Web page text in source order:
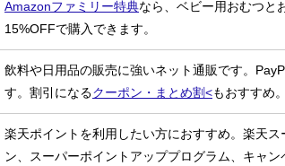
Amazonファミリー特典なら、ベビー用おむつと
15%OFFで購入できます。
飲料や日用品の販売に強いネット通販です。
す。割引になるクーポン・まとめ割<もおすすめ。
楽天ポイントを利用したい方におすすめ。楽天
ン、スーパーポイントアッププログラム、キャ